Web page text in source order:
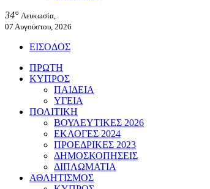
34° Λευκωσία,
07 Αυγούστου, 2026
ΕΙΣΟΔΟΣ
ΠΡΩΤΗ
ΚΥΠΡΟΣ
ΠΑΙΔΕΙΑ
ΥΓΕΙΑ
ΠΟΛΙΤΙΚΗ
ΒΟΥΛΕΥΤΙΚΕΣ 2026
ΕΚΛΟΓΕΣ 2024
ΠΡΟΕΔΡΙΚΕΣ 2023
ΔΗΜΟΣΚΟΠΗΣΕΙΣ
ΔΙΠΛΩΜΑΤΙΑ
ΑΘΛΗΤΙΣΜΟΣ